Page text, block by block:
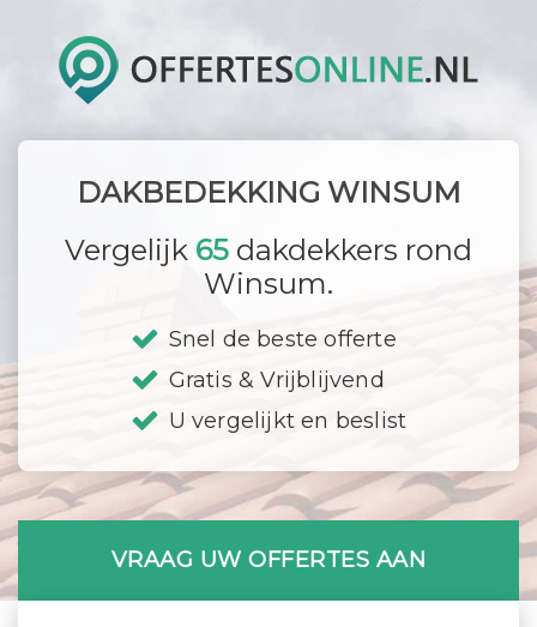
DAKBEDEKKING WINSUM
Vergelijk 65 dakdekkers rond
Winsum.
Snel de beste offerte
Gratis & Vrijblijvend
U vergelijkt en beslist
VRAAG UW OFFERTES AAN